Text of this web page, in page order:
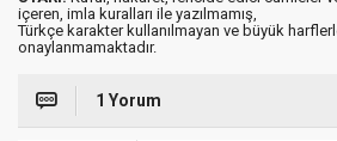
içeren, imla kuralları ile yazılmamış,
Türkçe karakter kullanılmayan ve büyük
onaylanmamaktadır.
1 Yorum